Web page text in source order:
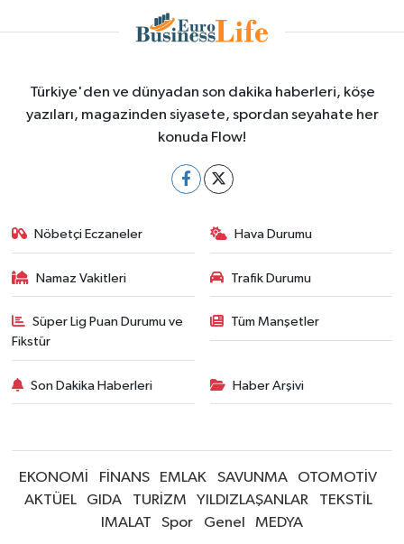
Türkiye'den ve dünyadan son dakika haberleri, köşe
yazıları, magazinden siyasete, spordan seyahate her
konuda Flow!
Nöbetçi Eczaneler Hava Durumu
Namaz Vakitleri Trafik Durumu
Süper Lig Puan Durumu ve
Fikstür
Tüm Manşetler
Son Dakika Haberleri Haber Arşivi
EKONOMİ FİNANS EMLAK SAVUNMA
OTOMOTİV
AKTÜEL
GIDA TURİZM YILDIZLAŞANLAR
TEKSTİL
IMALAT
Spor Genel MEDYA